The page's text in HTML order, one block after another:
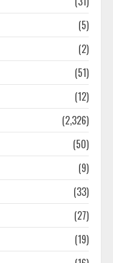
(5)
(2)
(51)
(12)
(2,326)
(50)
(9)
(33)
(27)
(19)